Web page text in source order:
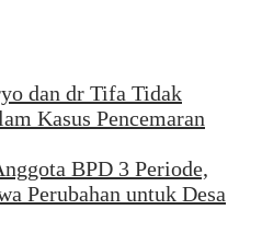
dan dr Tifa Tidak
Kasus Pencemaran
BPD 3 Periode,
Perubahan untuk Desa